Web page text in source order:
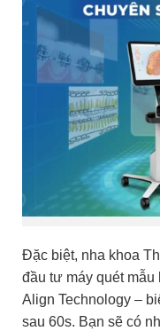
Đặc biệt, nha khoa
đầu tư máy quét mẫu
Align Technology –
sau 60s. Bạn sẽ có